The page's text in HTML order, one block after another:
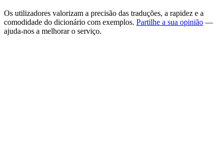
Os utilizadores valorizam a precisão das traduções, a rapidez e a
comodidade do dicionário com exemplos. Partilhe a sua opinião —
ajuda-nos a melhorar o serviço.